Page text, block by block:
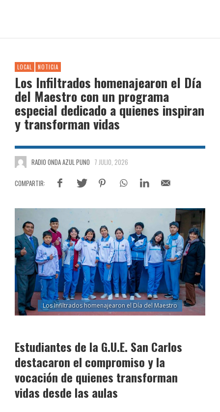
LOCAL NOTICIA
Los Infiltrados homenajearon el Día
del Maestro con un programa
especial dedicado a quienes inspiran
y transforman vidas
RADIO ONDA AZUL PUNO 7 JULIO, 2026
Los Infiltrados homenajearon el Día del Maestro
Estudiantes de la G.U.E. San Carlos
destacaron el compromiso y la
vocación de quienes transforman
vidas desde las aulas